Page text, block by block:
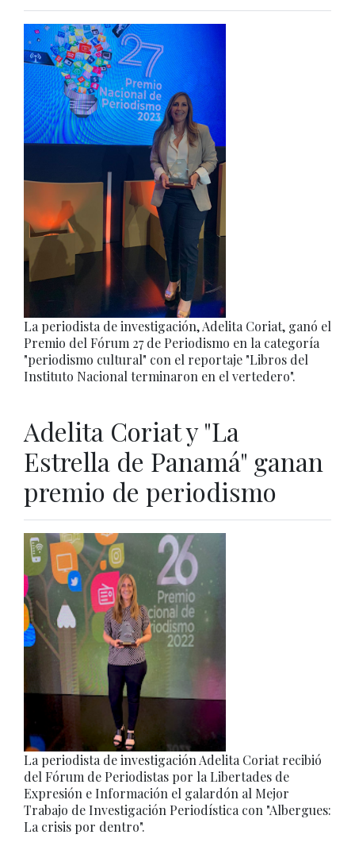
La periodista de investigación, Adelita Coriat, ganó el
Premio del Fórum 27 de Periodismo en la categoría
"periodismo cultural" con el reportaje "Libros del
Instituto Nacional terminaron en el vertedero".
Adelita Coriat y "La
Estrella de Panamá" ganan
premio de periodismo
La periodista de investigación Adelita Coriat recibió
del Fórum de Periodistas por la Libertades de
Expresión e Información el galardón al Mejor
Trabajo de Investigación Periodística con "Albergues:
La crisis por dentro".